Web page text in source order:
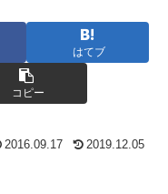
はてブ
コピー
2016.09.17 2019.12.05